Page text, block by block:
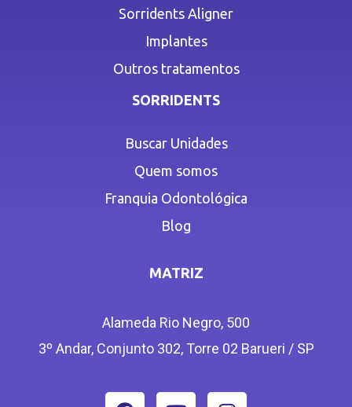
Sorridents Aligner
Implantes
Outros tratamentos
SORRIDENTS
Buscar Unidades
Quem somos
Franquia Odontológica
Blog
MATRIZ
Alameda Rio Negro, 500
3º Andar, Conjunto 302, Torre 02 Barueri / SP